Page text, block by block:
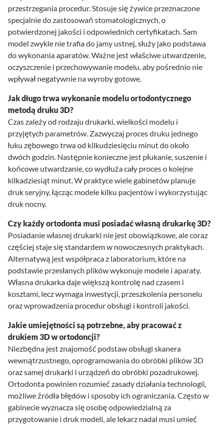
przestrzegania procedur. Stosuje się żywice przeznaczone
specjalnie do zastosowań stomatologicznych, o
potwierdzonej jakości i odpowiednich certyfikatach. Sam
model zwykle nie trafia do jamy ustnej, służy jako podstawa
do wykonania aparatów. Ważne jest właściwe utwardzenie,
oczyszczenie i przechowywanie modelu, aby pośrednio nie
wpływał negatywnie na wyroby gotowe.
Jak długo trwa wykonanie modelu ortodontycznego
metodą druku 3D?
Czas zależy od rodzaju drukarki, wielkości modelu i
przyjętych parametrów. Zazwyczaj proces druku jednego
łuku zębowego trwa od kilkudziesięciu minut do około
dwóch godzin. Następnie konieczne jest płukanie, suszenie i
końcowe utwardzanie, co wydłuża cały proces o kolejne
kilkadziesiąt minut. W praktyce wiele gabinetów planuje
druk seryjny, łącząc modele kilku pacjentów i wykorzystując
druk nocny.
Czy każdy ortodonta musi posiadać własną drukarkę 3D?
Posiadanie własnej drukarki nie jest obowiązkowe, ale coraz
częściej staje się standardem w nowoczesnych praktykach.
Alternatywą jest współpraca z laboratorium, które na
podstawie przesłanych plików wykonuje modele i aparaty.
Własna drukarka daje większą kontrolę nad czasem i
kosztami, lecz wymaga inwestycji, przeszkolenia personelu
oraz wprowadzenia procedur obsługi i kontroli jakości.
Jakie umiejętności są potrzebne, aby pracować z
drukiem 3D w ortodoncji?
Niezbędna jest znajomość podstaw obsługi skanera
wewnątrzustnego, oprogramowania do obróbki plików 3D
oraz samej drukarki i urządzeń do obróbki pozadrukowej.
Ortodonta powinien rozumieć zasady działania technologii,
możliwe źródła błędów i sposoby ich ograniczania. Często w
gabinecie wyznacza się osobę odpowiedzialną za
przygotowanie i druk modeli, ale lekarz nadal musi umieć